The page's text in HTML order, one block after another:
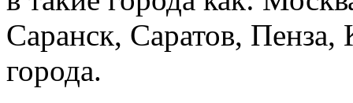
Саранск, Саратов, Пенза,
города.